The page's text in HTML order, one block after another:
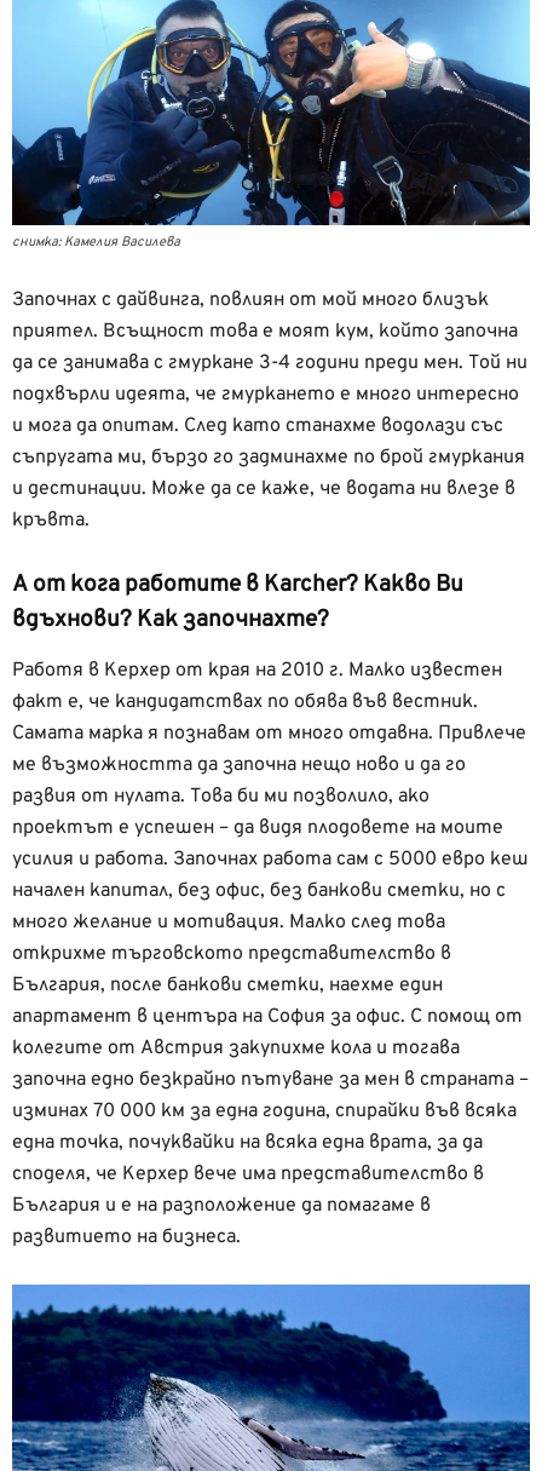
снимка: Камелия Василева
Започнах с дайвинга, повлиян от мой много близък
приятел. Всъщност това е моят кум, който започна
да се занимава с гмуркане 3-4 години преди мен. Той ни
подхвърли идеята, че гмуркането е много интересно
и мога да опитам. След като станахме водолази със
съпругата ми, бързо го задминахме по брой гмуркания
и дестинации. Може да се каже, че водата ни влезе в
кръвта.
А от кога работите в Karcher? Какво Ви
вдъхнови? Как започнахте?
Работя в Керхер от края на 2010 г. Малко известен
факт е, че кандидатствах по обява във вестник.
Самата марка я познавам от много отдавна. Привлече
ме възможността да започна нещо ново и да го
развия от нулата. Това би ми позволило, ако
проектът е успешен – да видя плодовете на моите
усилия и работа. Започнах работа сам с 5000 евро кеш
начален капитал, без офис, без банкови сметки, но с
много желание и мотивация. Малко след това
открихме търговското представителство в
България, после банкови сметки, наехме един
апартамент в центъра на София за офис. С помощ от
колегите от Австрия закупихме кола и тогава
започна едно безкрайно пътуване за мен в страната –
изминах 70 000 км за една година, спирайки във всяка
една точка, почуквайки на всяка една врата, за да
споделя, че Керхер вече има представителство в
България и е на разположение да помагаме в
развитието на бизнеса.